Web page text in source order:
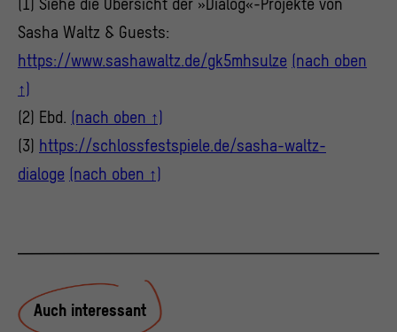
Sasha Waltz & Guests:
https://www.sashawaltz.de/gk5mhsulze (nach oben
↑)
(2) Ebd. (nach oben ↑)
(3) https://schlossfestspiele.de/sasha-waltz-
dialoge (nach oben ↑)
Auch interessant
unserer Webseite interagieren, indem Informationen
über ihr Verhalten anonym gesammelt und
>Datenschutzerklärung>Impressum